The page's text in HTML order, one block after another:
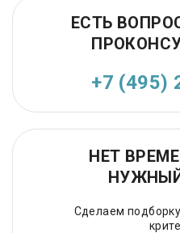
ЕСТЬ
+7 (495)
НЕТ
Сделаем